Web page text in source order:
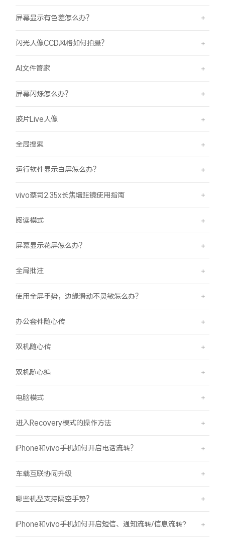
屏幕显示有色差怎么办？
闪光人像CCD风格如何拍摄？
AI文件管家
屏幕闪烁怎么办？
胶片Live人像
全局搜索
运行软件显示白屏怎么办？
vivo蔡司2.35x长焦增距镜使用指南
阅读模式
屏幕显示花屏怎么办？
全局批注
使用全屏手势，边缘滑动不灵敏怎么办？
办公套件随心传
双机随心传
双机随心编
电脑模式
进入Recovery模式的操作方法
iPhone和vivo手机如何开启电话流转？
车载互联协同升级
哪些机型支持隔空手势？
iPhone和vivo手机如何开启短信、通知流转/信息流转?